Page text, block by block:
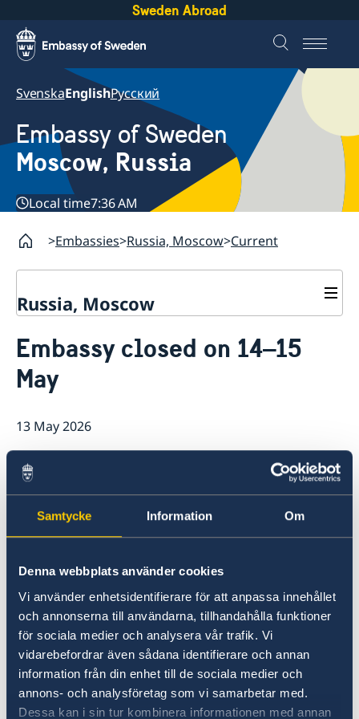
Samtycke Information Om
Denna webbplats använder cookies
Vi använder enhetsidentifierare för att anpassa innehållet
och annonserna till användarna, tillhandahålla funktioner
för sociala medier och analysera vår trafik. Vi
vidarebefordrar även sådana identifierare och annan
information från din enhet till de sociala medier och
annons- och analysföretag som vi samarbetar med.
Dessa kan i sin tur kombinera informationen med annan
Sweden Abroad
SvenskaEnglishРусский
Embassy of Sweden
Moscow, Russia
Local time7:36 AM
Embassies Russia, Moscow Current
Russia, Moscow
Contact
Current
Information for swedes in Russia
Embassy closed on 14–15
May
13 May 2026
The Embassy will be closed on 14–15
May due to a Swedish public holiday.
If you require urgent consular assistance,
calling the Embassy’s switchboard (+7 495 937
92 00) and selecting the option to be
connected, or directly at +46 8 405 50 05.
The Embassy will reopen as usual on 18 May.
Last updated 13 May 2026, 5.35 PM